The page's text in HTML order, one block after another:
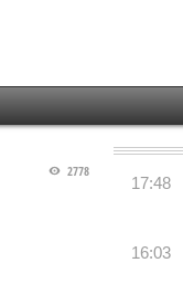
2778
17:48
16:03